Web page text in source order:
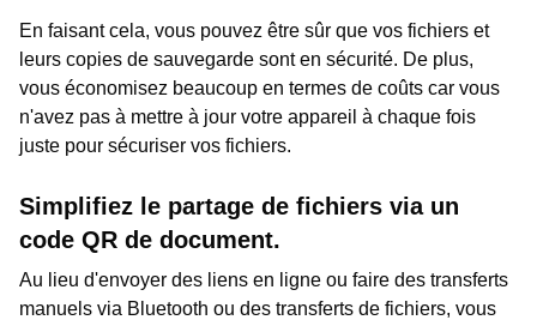
En faisant cela, vous pouvez être sûr que vos fichiers et
leurs copies de sauvegarde sont en sécurité. De plus,
vous économisez beaucoup en termes de coûts car vous
n'avez pas à mettre à jour votre appareil à chaque fois
juste pour sécuriser vos fichiers.
Simplifiez le partage de fichiers via un
code QR de document.
Au lieu d'envoyer des liens en ligne ou faire des transferts
manuels via Bluetooth ou des transferts de fichiers, vous